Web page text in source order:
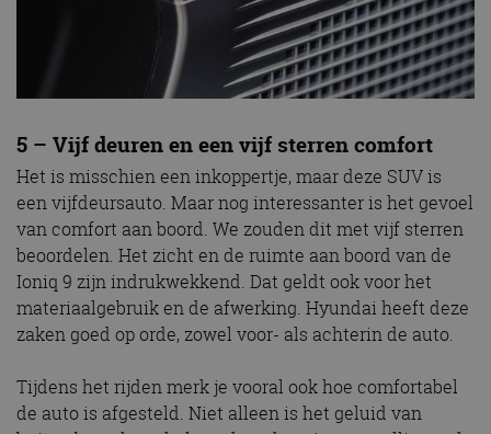
5 – Vijf deuren en een vijf sterren comfort
Het is misschien een inkoppertje, maar deze SUV is
een vijfdeursauto. Maar nog interessanter is het gevoel
van comfort aan boord. We zouden dit met vijf sterren
beoordelen. Het zicht en de ruimte aan boord van de
Ioniq 9 zijn indrukwekkend. Dat geldt ook voor het
materiaalgebruik en de afwerking. Hyundai heeft deze
zaken goed op orde, zowel voor- als achterin de auto.
Tijdens het rijden merk je vooral ook hoe comfortabel
de auto is afgesteld. Niet alleen is het geluid van